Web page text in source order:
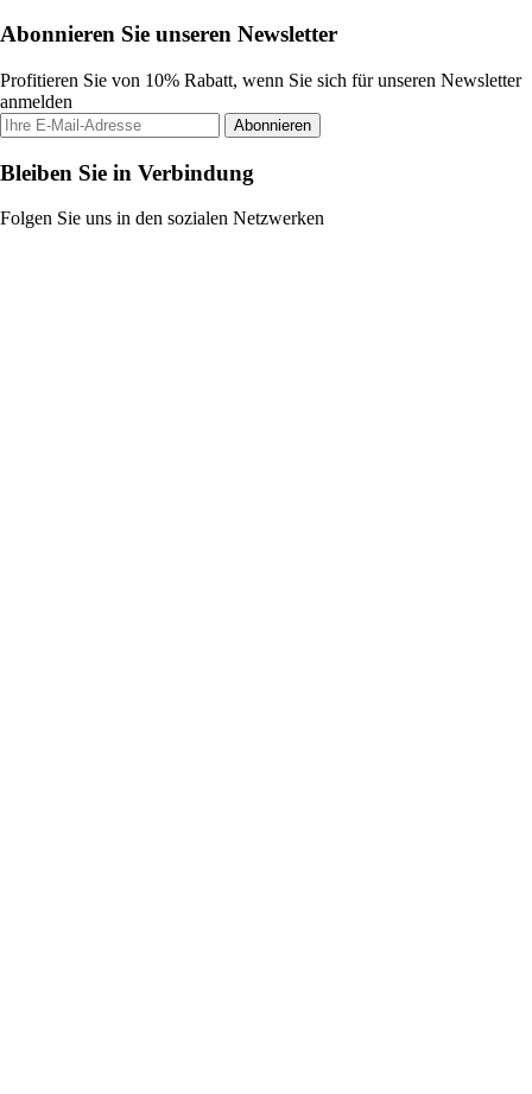
Abonnieren Sie unseren Newsletter
Profitieren Sie von 10% Rabatt, wenn Sie sich für unseren Newsletter
anmelden
Abonnieren
Bleiben Sie in Verbindung
Folgen Sie uns in den sozialen Netzwerken